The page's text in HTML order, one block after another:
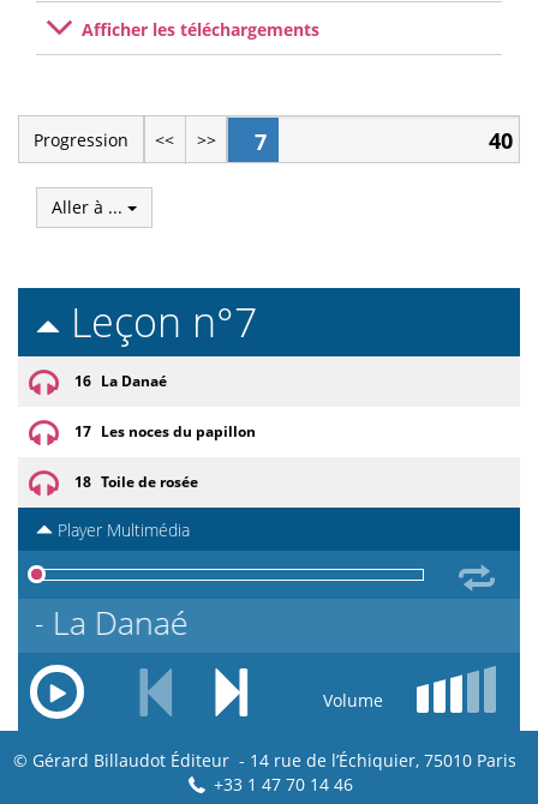
Afficher les téléchargements
Progression << >> 7 40
Aller à ...
Leçon n°7
16 La Danaé
17 Les noces du papillon
18 Toile de rosée
Player Multimédia
- La Danaé
Volume
© Gérard Billaudot Éditeur - 14 rue de l’Échiquier, 75010 Paris
+33 1 47 70 14 46